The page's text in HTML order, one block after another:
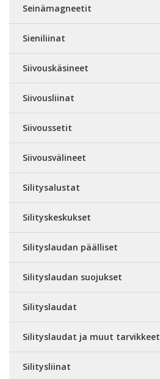
Seinämagneetit
Sieniliinat
Siivouskäsineet
Siivousliinat
Siivoussetit
Siivousvälineet
Silitysalustat
Silityskeskukset
Silityslaudan päälliset
Silityslaudan suojukset
Silityslaudat
Silityslaudat ja muut tarvikkeet
Silitysliinat